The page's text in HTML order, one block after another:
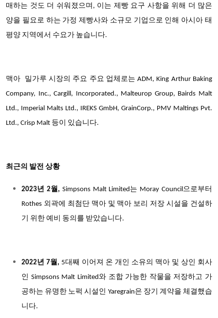
매하는 것도 더 쉬워졌으며, 이는 제빵 요구 사항을 위해 더 많은
양을 필요로 하는 가정 제빵사와 소규모 기업으로 인해 아시아 태
평양 지역에서 수요가 높습니다.
맥아 밀가루 시장의 주요 주요 업체 로는 ADM, King Arthur Baking
Company, Inc., Cargill, Incorporated., Malteurop Group, Bairds Malt
Ltd., Imperial Malts Ltd., IREKS GmbH, GrainCorp., PMV Maltings Pvt.
Ltd., Crisp Malt 등이 있습니다.
최근의 발전 상황
2023년 2월, Simpsons Malt Limited는 Moray Council으로부터
Rothes 외곽에 최첨단 맥아 및 맥아 보리 저장 시설을 건설하
기 위한 예비 동의를 받았습니다.
2022년 7월, 5대째 이어져 온 개인 소유의 맥아 및 상인 회사
인 Simpsons Malt Limited와 조합 가능한 작물을 저장하고 가
공하는 유명한 노퍽 시설인 Yaregrain은 장기 계약을 체결했습
니다.